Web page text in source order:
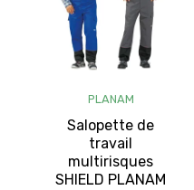
PLANAM
Salopette de
travail
multirisques
SHIELD PLANAM